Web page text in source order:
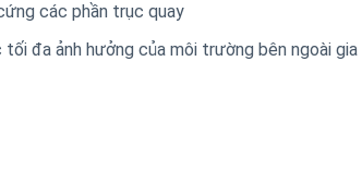
các phần trục quay
đa ảnh hưởng của môi trường bên ngoài